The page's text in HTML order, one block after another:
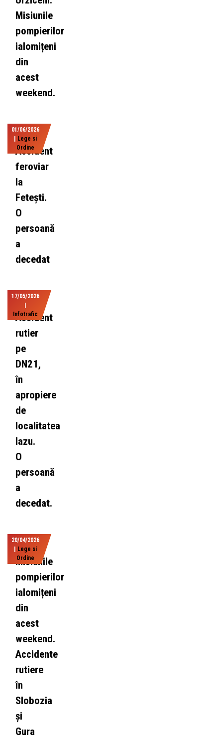
Misiunile
pompierilor
ialomițeni
din
acest
weekend.
01/06/2026
Lege si
Ordine
Accident
feroviar
la
Fetești.
O
persoană
a
decedat
17/05/2026
Infotrafic
Accident
rutier
pe
DN21,
în
apropiere
de
localitatea
Iazu.
O
persoană
a
decedat.
20/04/2026
Lege si
Ordine
Misiunile
pompierilor
ialomițeni
din
acest
weekend.
Accidente
rutiere
în
Slobozia
și
Gura